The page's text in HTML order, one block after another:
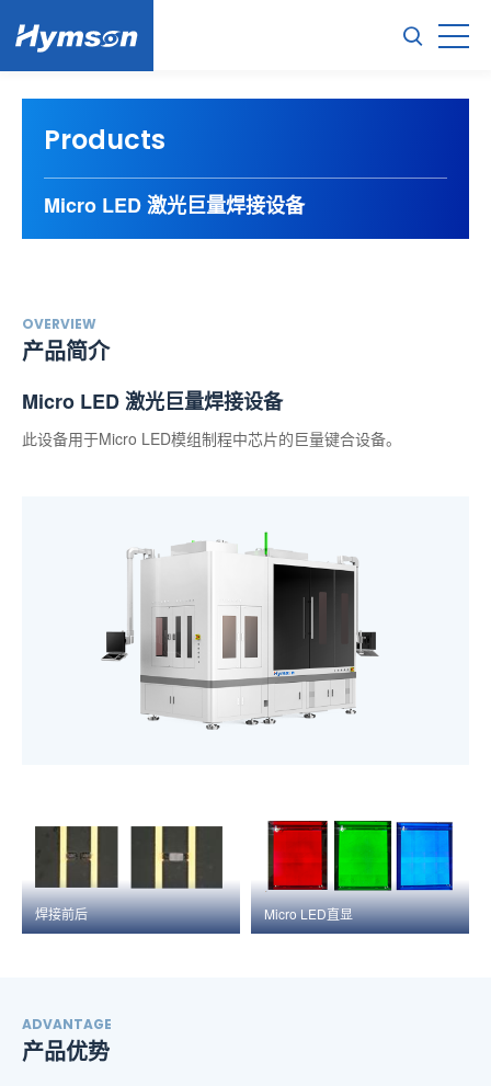
Products
Micro LED 激光巨量焊接设备
OVERVIEW
产品简介
Micro LED 激光巨量焊接设备
此设备⽤于Micro LED模组制程中芯⽚的巨量键合设备。
焊接前后 Micro LED直显
ADVANTAGE
产品优势